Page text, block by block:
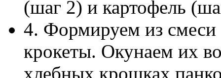
(шаг 2) и картофель
4. Формируем из
крокеты. Окунаем их
хлебных крошках